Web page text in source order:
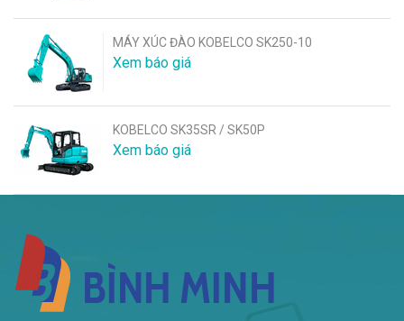
MÁY XÚC ĐÀO KOBELCO SK250-10
Xem báo giá
KOBELCO SK35SR / SK50P
Xem báo giá